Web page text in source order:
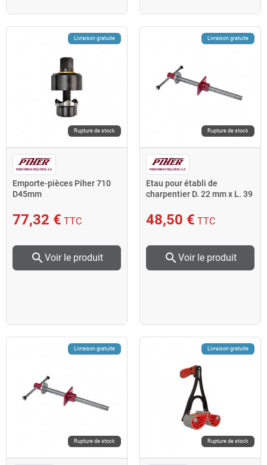
Livraison gratuite
Rupture de stock
Emporte-pièces Piher 710
D45mm
77,32 € TTC
search Voir le produit
Livraison gratuite
Rupture de stock
Etau pour établi de
charpentier D. 22 mm x L. 39
48,50 € TTC
search Voir le produit
Livraison gratuite
Rupture de stock
Livraison gratuite
Rupture de stock